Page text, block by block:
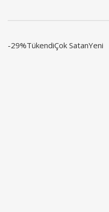
-29%TükendiÇok SatanYeni